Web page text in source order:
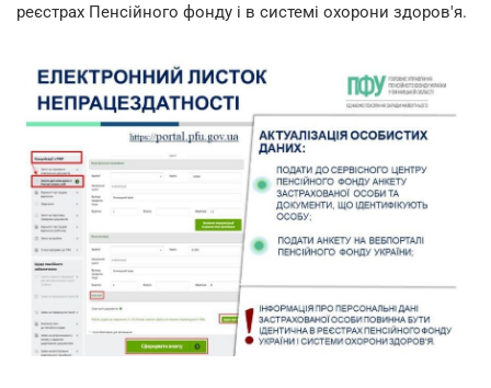
реєстрах Пенсійного фонду і в системі охорони здоров'я.